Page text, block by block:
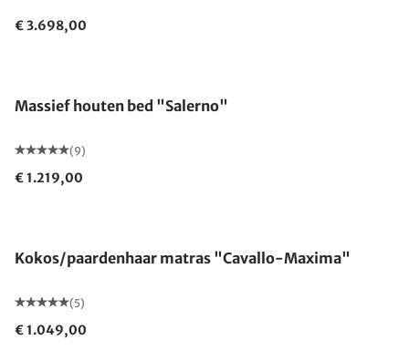
€ 3.698,00
Massief houten bed "Salerno"
(9)
€ 1.219,00
Kokos/paardenhaar matras "Cavallo-Maxima"
(5)
€ 1.049,00